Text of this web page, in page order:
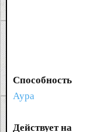
Способность
Аура
Действует на